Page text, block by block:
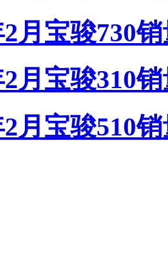
月宝骏730
月宝骏310
月宝骏510